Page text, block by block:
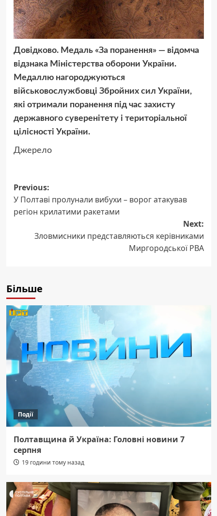
Довідково. Медаль «За поранення» — відомча
відзнака Міністерства оборони України.
Медаллю нагороджуються
військовослужбовці Збройних сил України,
які отримали поранення під час захисту
державного суверенітету і територіальної
цілісності України.
Джерело
Post
navigation
Previous:
У Полтаві пролунали вибухи – ворог атакував
регіон крилатими ракетами
Next:
Зловмисники представляються керівниками
Миргородської РВА
Більше
Події
Полтавщина й Україна: Головні новини 7
серпня
19 години тому назад